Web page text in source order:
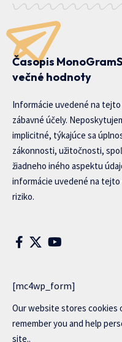
Časopis
večné hodnoty
Informácie uvedené na
zábavné účely.
implicitné, týkajúce sa
zákonnosti, užitočnosti,
žiadneho iného aspektu
informácie uvedené na
riziko.
[mc4wp_form]
Our website stores cookies
remember you and help
site..